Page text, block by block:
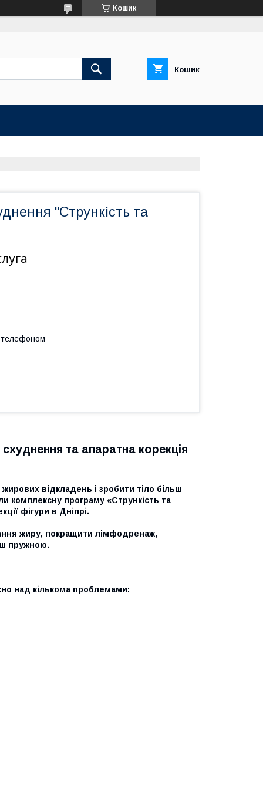
Кошик
Кошик
"Стрункість та
телефоном
та апаратна корекція
відкладень і зробити тіло більш
комплексну програму «Стрункість та
фігури в Дніпрі.
жиру, покращити лімфодренаж,
пружною.
над кількома проблемами: